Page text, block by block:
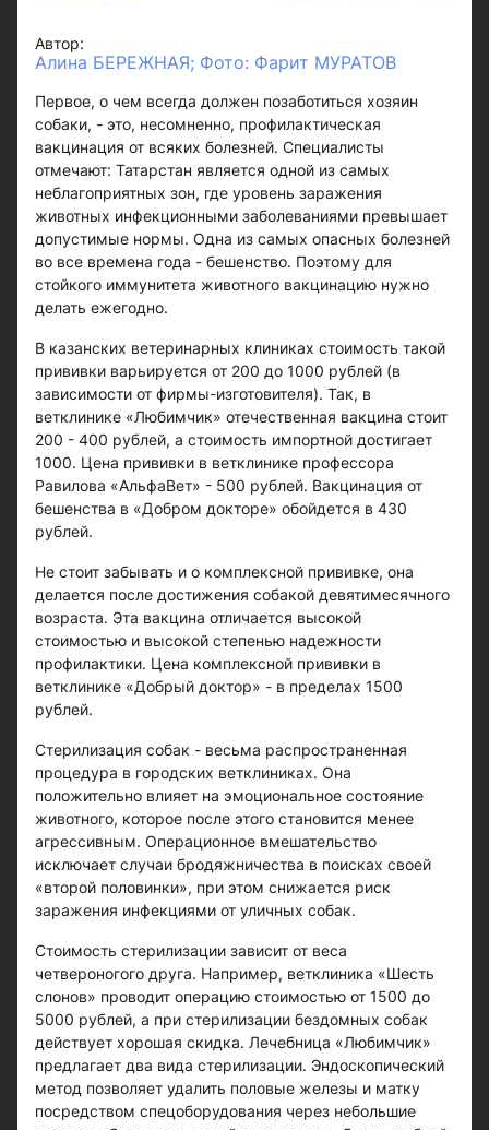
Автор:
Алина БЕРЕЖНАЯ; Фото: Фарит МУРАТОВ
Первое, о чем всегда должен позаботиться хозяин
собаки, - это, несомненно, профилактическая
вакцинация от всяких болезней. Специалисты
отмечают: Татарстан является одной из самых
неблагоприятных зон, где уровень заражения
животных инфекционными заболеваниями превышает
допустимые нормы. Одна из самых опасных болезней
во все времена года - бешенство. Поэтому для
стойкого иммунитета животного вакцинацию нужно
делать ежегодно.
В казанских ветеринарных клиниках стоимость такой
прививки варьируется от 200 до 1000 рублей (в
зависимости от фирмы-изготовителя). Так, в
ветклинике «Любимчик» отечественная вакцина стоит
200 - 400 рублей, а стоимость импортной достигает
1000. Цена прививки в ветклинике профессора
Равилова «АльфаВет» - 500 рублей. Вакцинация от
бешенства в «Добром докторе» обойдется в 430
рублей.
Не стоит забывать и о комплексной прививке, она
делается после достижения собакой девятимесячного
возраста. Эта вакцина отличается высокой
стоимостью и высокой степенью надежности
профилактики. Цена комплексной прививки в
ветклинике «Добрый доктор» - в пределах 1500
рублей.
Стерилизация собак - весьма распространенная
процедура в городских ветклиниках. Она
положительно влияет на эмоциональное состояние
животного, которое после этого становится менее
агрессивным. Операционное вмешательство
исключает случаи бродяжничества в поисках своей
«второй половинки», при этом снижается риск
заражения инфекциями от уличных собак.
Стоимость стерилизации зависит от веса
четвероногого друга. Например, ветклиника «Шесть
слонов» проводит операцию стоимостью от 1500 до
5000 рублей, а при стерилизации бездомных собак
действует хорошая скидка. Лечебница «Любимчик»
предлагает два вида стерилизации. Эндоскопический
метод позволяет удалить половые железы и матку
посредством спецоборудования через небольшие